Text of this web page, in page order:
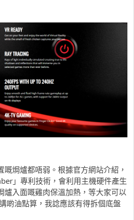
焗爐都唔弱。根據官方網站介紹，
」專利技術，會利用主機硬件產生
爐入面嘅雞肉保溫加熱，等大家可以
啲油點算，我諗應該有得拆個底盤